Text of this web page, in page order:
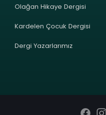
Olağan Hikaye Dergisi
Kardelen Çocuk Dergisi
Dergi Yazarlarımız